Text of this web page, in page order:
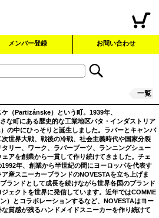
メンバー登録 お問い合わせ
（Partizánske）という町。1939年、
な町にある歴史的な工業地区バタ・インダストリア
の中にひっそりと誕生しました。ラバーとキャンバ
世界大戦、戦後の冷戦、社会主義時代や国家分裂
リー、ワーク、ラバーブーツ、ランニングシュー
アを創業から一貫して作り続けてきました。チェ
年、創業から半世紀の間にヨーロッパを代表す
産スニーカーブランドのNOVESTAを立ち上げま
ランドとして成長を続けながら世界各国のブランド
ェクトを世界に発信しています。近年ではCOMME
）とコラボレーションするなど、NOVESTAはヨー
質感が残るハンドメイドスニーカーを作り続けて
一覧